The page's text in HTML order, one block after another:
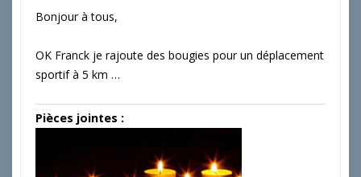
Bonjour à tous,
OK Franck je rajoute des bougies pour un déplacement
sportif à 5 km …
Pièces jointes :